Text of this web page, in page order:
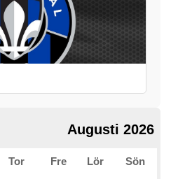
Augusti 2026
Tor Fre Lör Sön